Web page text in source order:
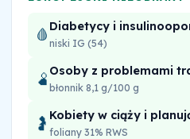
🩸 Diabetycy i
niski IG (54)
🫄Osoby z problemami
błonnik 8,1 g/100 g
🤰 Kobiety w ciąży i
foliany 31% RWS